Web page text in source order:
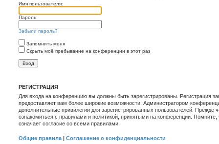
Имя пользователя:
Пароль:
Забыли пароль?
Запомнить меня
Скрыть моё пребывание на конференции в этот раз
РЕГИСТРАЦИЯ
Для входа на конференцию вы должны быть зарегистрированы. Регистрация
предоставляет вам более широкие возможности. Администратором
дополнительные привилегии для зарегистрированных пользователей. Прежде
ознакомиться с правилами и политикой, принятыми на конференции.
означает согласие со всеми правилами.
Общие правила | Соглашение о конфиденциальности